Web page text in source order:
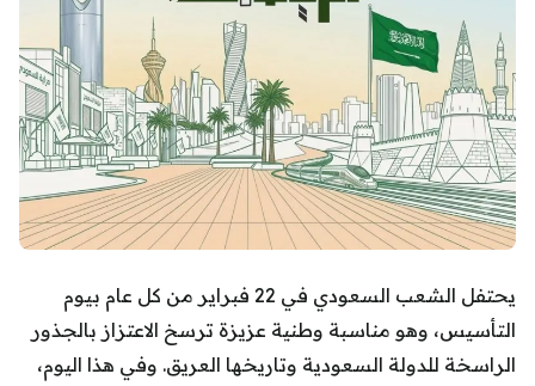
يحتفل الشعب السعودي في 22 فبراير من كل عام بيوم
التأسيس، وهو مناسبة وطنية عزيزة ترسخ الاعتزاز بالجذور
الراسخة للدولة السعودية وتاريخها العريق. وفي هذا اليوم،